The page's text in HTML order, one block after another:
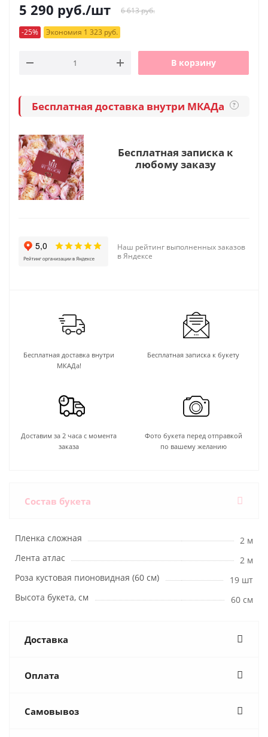
5 290 руб./шт 6 613 руб.
-25% Экономия 1 323 руб.
В корзину
Бесплатная доставка внутри МКАДа ?
Бесплатная записка к
любому заказу
Наш рейтинг выполненных заказов
в Яндексе
Бесплатная доставка внутри
МКАДа!
Бесплатная записка к букету
Доставим за 2 часа с момента
заказа
Фото букета перед отправкой
по вашему желанию
Состав букета
Пленка сложная
2 м
Лента атлас
2 м
Роза кустовая пионовидная (60 см)
19 шт
Высота букета, см
60 см
Доставка
Оплата
Самовывоз